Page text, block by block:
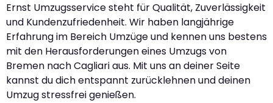
Ernst Umzugsservice steht für Qualität, Zuverlässigkeit
und Kundenzufriedenheit. Wir haben langjährige
Erfahrung im Bereich Umzüge und kennen uns bestens
mit den Herausforderungen eines Umzugs von
Bremen nach Cagliari aus. Mit uns an deiner Seite
kannst du dich entspannt zurücklehnen und deinen
Umzug stressfrei genießen.